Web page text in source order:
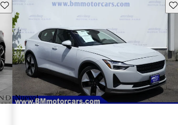
Guarda este Aviso
¡Nuevo!